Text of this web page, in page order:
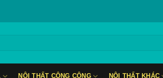
NỘI THẤT CÔNG CỘNG NỘI THẤT KHÁC